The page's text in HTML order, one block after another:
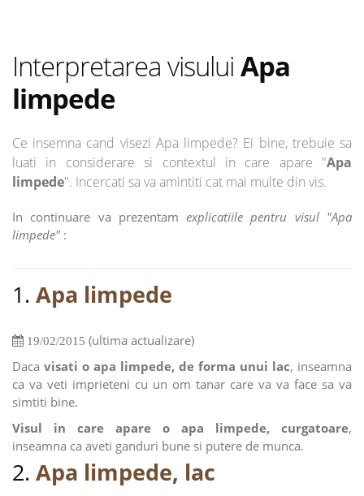
Interpretarea visului Apa
limpede
Ce insemna cand visezi Apa limpede? Ei bine, trebuie sa
luati in considerare si contextul in care apare "Apa
limpede". Incercati sa va amintiti cat mai multe din vis.
In continuare va prezentamexplicatiile pentru visul "Apa
limpede" :
1. Apa limpede
19/02/2015 (ultima actualizare)
Daca visati o apa limpede, de forma unui lac, inseamna
ca va veti imprieteni cu un om tanar care va va face sa va
simtiti bine.
Visul in care apare o apa limpede, curgatoare,
inseamna ca aveti ganduri bune si putere de munca.
2. Apa limpede, lac